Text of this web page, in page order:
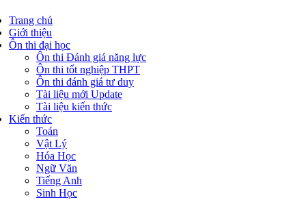
Trang chủ
Giới thiệu
Ôn thi đại học
Ôn thi Đánh giá năng lực
Ôn thi tốt nghiệp THPT
Ôn thi đánh giá tư duy
Tài liệu mới Update
Tài liệu kiến thức
Kiến thức
Toán
Vật Lý
Hóa Học
Ngữ Văn
Tiếng Anh
Sinh Học